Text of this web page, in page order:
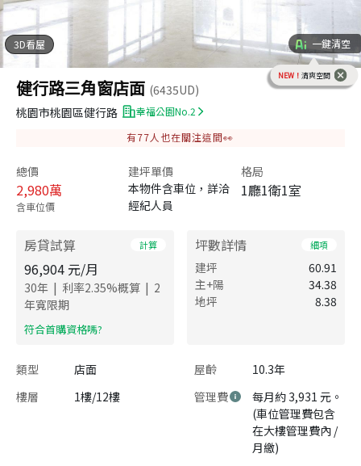
3D看屋 一鍵清空
NEW！ 清爽空間
健行路三角窗店面 (6435UD)
桃園市桃園區健行路
幸福公園No.2
有77人也在關注這間👀
總價
2,980萬
含車位價
建坪單價
本物件含車位，詳洽
經紀人員
格局
1廳1衛1室
房貸試算 計算
96,904 元/月
30年 | 利率2.35%概算 | 2
年寬限期
​符合首購資格嗎?
坪數詳情 細項
建坪
60.91
主+陽
34.38
地坪
8.38
類型 店面 屋齡
10.3年
樓層
1樓/12樓 管理費
每月約 3,931 元。
(車位管理費包含
在大樓管理費內 /
月繳)